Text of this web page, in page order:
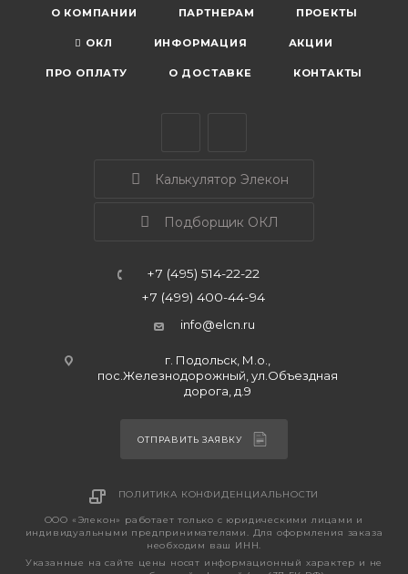
О КОМПАНИИ ПАРТНЕРАМ ПРОЕКТЫ
ОКЛ ИНФОРМАЦИЯ АКЦИИ
ПРО ОПЛАТУ О ДОСТАВКЕ КОНТАКТЫ
Калькулятор Элекон
Подборщик ОКЛ
+7 (495) 514-22-22
+7 (499) 400-44-94
info@elcn.ru
г. Подольск, М.о.,
пос.Железнодорожный, ул.Объездная
дорога, д.9
ОТПРАВИТЬ ЗАЯВКУ
ПОЛИТИКА КОНФИДЕНЦИАЛЬНОСТИ
ООО «Элекон» работает только с юридическими лицами и
индивидуальными предпринимателями. Для оформления заказа
необходим ваш ИНН.
Указанные на сайте цены носят информационный характер и не